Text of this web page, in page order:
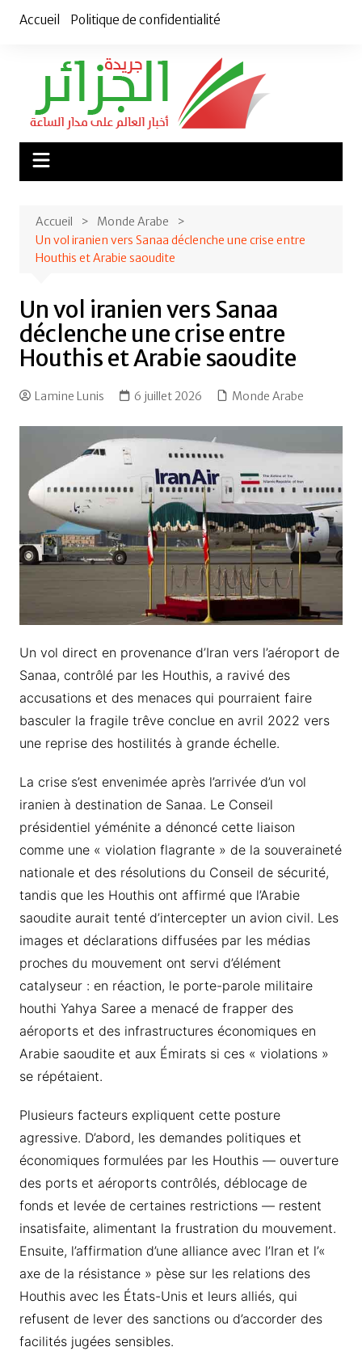
Accueil Politique de confidentialité
Accueil
Monde Arabe
Un vol iranien vers Sanaa déclenche une crise entre
Houthis et Arabie saoudite
Un vol iranien vers Sanaa
déclenche une crise entre
Houthis et Arabie saoudite
Lamine Lunis 6 juillet 2026 Monde Arabe
Un vol direct en provenance d’Iran vers l’aéroport de
Sanaa, contrôlé par les Houthis, a ravivé des
accusations et des menaces qui pourraient faire
basculer la fragile trêve conclue en avril 2022 vers
une reprise des hostilités à grande échelle.
La crise s’est envenimée après l’arrivée d’un vol
iranien à destination de Sanaa. Le Conseil
présidentiel yéménite a dénoncé cette liaison
comme une « violation flagrante » de la souveraineté
nationale et des résolutions du Conseil de sécurité,
tandis que les Houthis ont affirmé que l’Arabie
saoudite aurait tenté d’intercepter un avion civil. Les
images et déclarations diffusées par les médias
proches du mouvement ont servi d’élément
catalyseur : en réaction, le porte-parole militaire
houthi Yahya Saree a menacé de frapper des
aéroports et des infrastructures économiques en
Arabie saoudite et aux Émirats si ces « violations »
se répétaient.
Plusieurs facteurs expliquent cette posture
agressive. D’abord, les demandes politiques et
économiques formulées par les Houthis — ouverture
des ports et aéroports contrôlés, déblocage de
fonds et levée de certaines restrictions — restent
insatisfaite, alimentant la frustration du mouvement.
Ensuite, l’affirmation d’une alliance avec l’Iran et l’«
axe de la résistance » pèse sur les relations des
Houthis avec les États-Unis et leurs alliés, qui
refusent de lever des sanctions ou d’accorder des
facilités jugées sensibles.